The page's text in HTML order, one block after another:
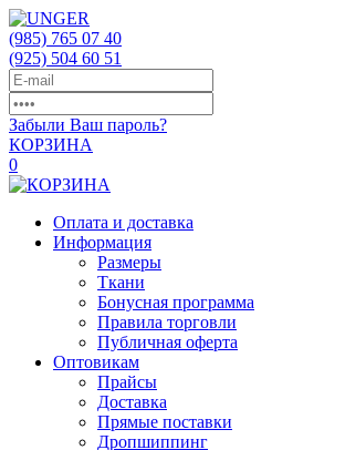
(985) 765 07 40
(925) 504 60 51
Забыли Ваш пароль?
КОРЗИНА
0
Оплата и доставка
Информация
Размеры
Ткани
Бонусная программа
Правила торговли
Публичная оферта
Оптовикам
Прайсы
Доставка
Прямые поставки
Дропшиппинг